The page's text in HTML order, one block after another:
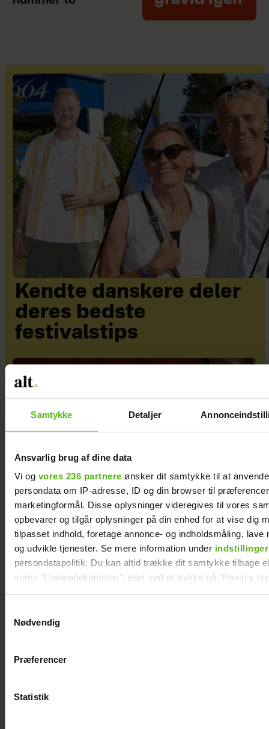
Samtykke Detaljer
Ansvarlig brug af dine data
Vi og vores 236 partnere ønsker dit samtykke til at
persondata om IP-adresse, ID og din browser til
marketingformål. Disse oplysninger videregives til vores
opbevarer og tilgår oplysninger på din enhed for at vise dig
tilpasset indhold, foretage annonce- og indholdsmåling, lave
og udvikle tjenester. Se mere information under indstillinger
persondatapolitik. Du kan altid trække dit samtykke tilbage
vores "Cookiedeklaration", eller ved at trykke på "Privacy
Vi anvender egne cookies og cookies fra tredjeparter til at
generere statistik og huske dine præferencer samt til brug
Nødvendig
Præferencer
Statistik
Kendte danskere deler
deres bedste
festivalstips
Soeren le Schmidt om "Forræder": Det var
svært at være i